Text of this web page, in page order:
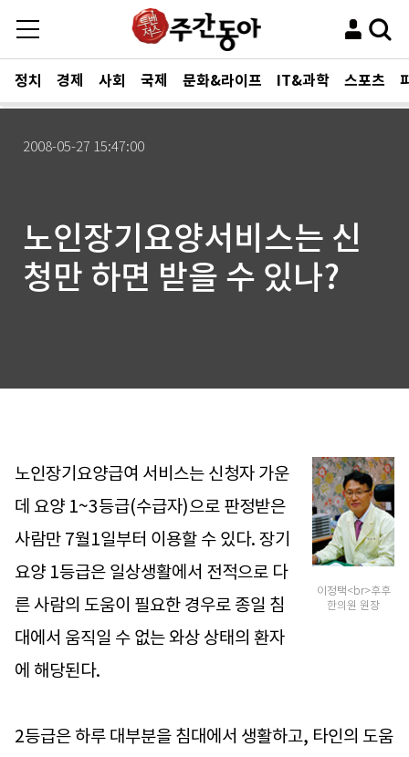
정치 경제 사회 국제 문화&라이프 IT&과학 스포츠
2008-05-27 15:47:00
노인장기요양서비스는 신
청만 하면 받을 수 있나?
이정택<br>후후
한의원 원장
노인장기요양급여 서비스는 신청자 가운
데 요양 1~3등급(수급자)으로 판정받은
사람만 7월1일부터 이용할 수 있다. 장기
요양 1등급은 일상생활에서 전적으로 다
른 사람의 도움이 필요한 경우로 종일 침
대에서 움직일 수 없는 와상 상태의 환자
에 해당된다.
2등급은 하루 대부분을 침대에서 생활하고, 타인의 도움